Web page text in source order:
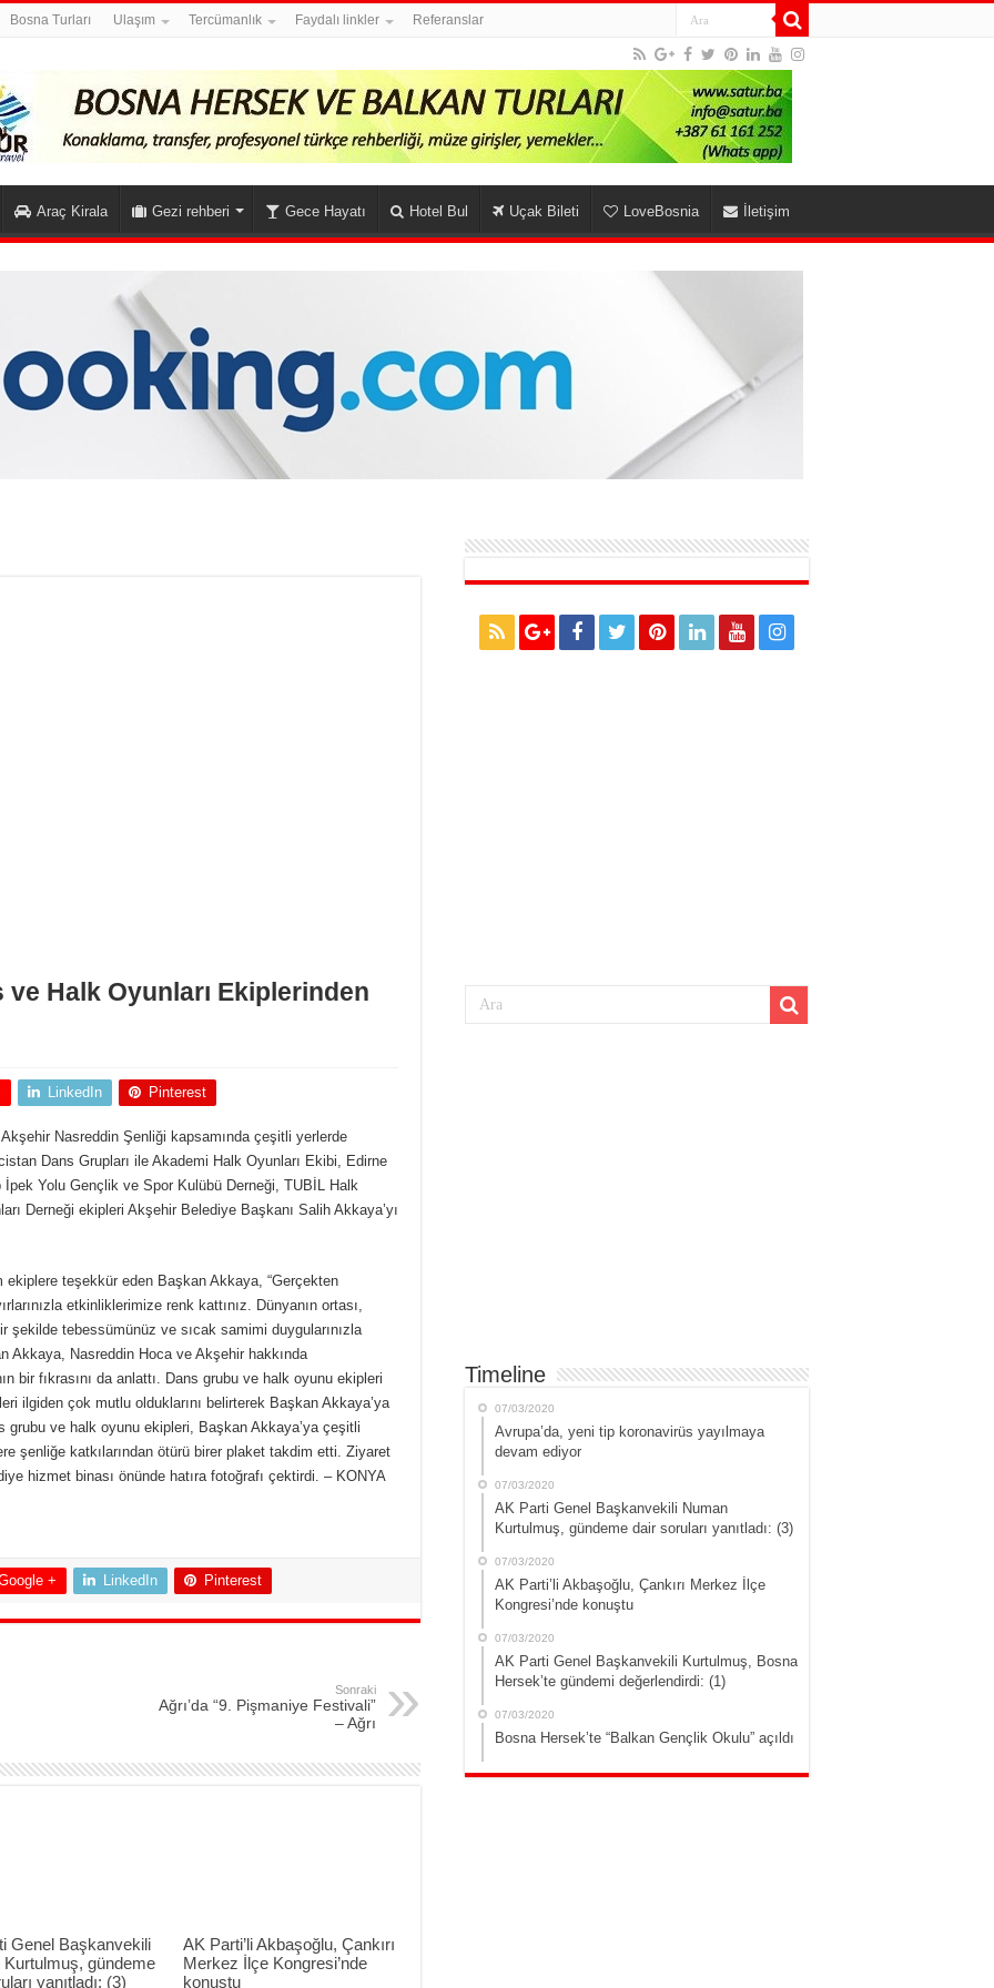
Bosna Turları Ulaşım Tercümanlık Faydalı linkler Referanslar
Araç Kirala Gezi rehberi Gece Hayatı Hotel Bul Uçak Bileti LoveBosnia İletişim
ve Halk Oyunları Ekiplerinden
LinkedIn Pinterest
Nasreddin Şenliği kapsamında çeşitli yerlerde
Dans Grupları ile Akademi Halk Oyunları Ekibi, Edirne
İpek Yolu Gençlik ve Spor Kulübü Derneği, TUBİL Halk
Derneği ekipleri Akşehir Belediye Başkanı Salih Akkaya’yı
ekiplere teşekkür eden Başkan Akkaya, “Gerçekten
etkinliklerimize renk kattınız. Dünyanın ortası,
şekilde tebessümünüz ve sıcak samimi duygularınızla
Akkaya, Nasreddin Hoca ve Akşehir hakkında
bir fıkrasını da anlattı. Dans grubu ve halk oyunu ekipleri
ilgiden çok mutlu olduklarını belirterek Başkan Akkaya’ya
ve halk oyunu ekipleri, Başkan Akkaya’ya çeşitli
şenliğe katkılarından ötürü birer plaket takdim etti. Ziyaret
hizmet binası önünde hatıra fotoğrafı çektirdi. – KONYA
+ LinkedIn Pinterest
Sonraki
Ağrı’da “9. Pişmaniye Festivali”
– Ağrı
Genel Başkanvekili
Kurtulmuş, gündeme
yanıtladı: (3)
AK Parti’li Akbaşoğlu, Çankırı
Merkez İlçe Kongresi’nde
konuştu
Timeline
07/03/2020
Avrupa’da, yeni tip koronavirüs yayılmaya
devam ediyor
07/03/2020
AK Parti Genel Başkanvekili Numan
Kurtulmuş, gündeme dair soruları yanıtladı: (3)
07/03/2020
AK Parti’li Akbaşoğlu, Çankırı Merkez İlçe
Kongresi’nde konuştu
07/03/2020
AK Parti Genel Başkanvekili Kurtulmuş, Bosna
Hersek’te gündemi değerlendirdi: (1)
07/03/2020
Bosna Hersek’te “Balkan Gençlik Okulu” açıldı